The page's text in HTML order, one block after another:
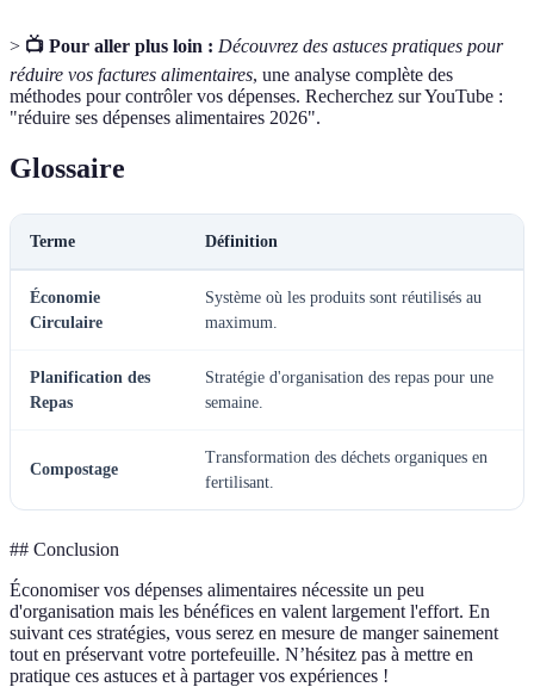
> 📺 Pour aller plus loin : Découvrez des astuces pratiques pour
réduire vos factures alimentaires, une analyse complète des
méthodes pour contrôler vos dépenses. Recherchez sur YouTube :
"réduire ses dépenses alimentaires 2026".
Glossaire
Terme Définition
Économie
Circulaire
Système où les produits sont réutilisés au
maximum.
Planification des
Repas
Stratégie d'organisation des repas pour une
semaine.
Compostage
Transformation des déchets organiques en
fertilisant.
## Conclusion
Économiser vos dépenses alimentaires nécessite un peu
d'organisation mais les bénéfices en valent largement l'effort. En
suivant ces stratégies, vous serez en mesure de manger sainement
tout en préservant votre portefeuille. N’hésitez pas à mettre en
pratique ces astuces et à partager vos expériences !